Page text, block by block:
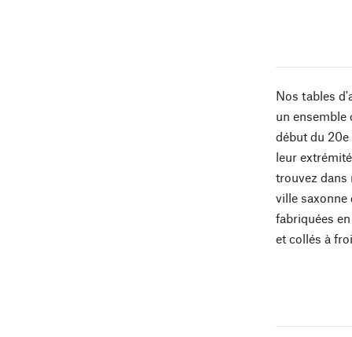
Nos tables
un ensemble
début du
leur
trouvez dans
ville saxonne
fabriquées
et collés à